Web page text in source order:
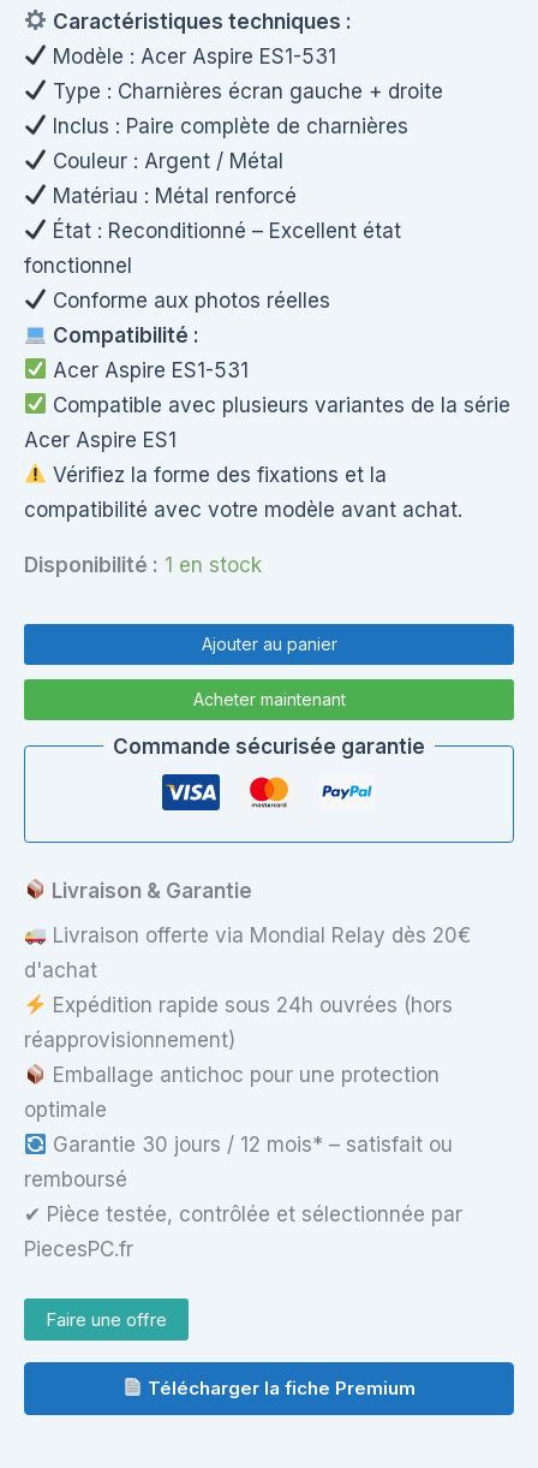
Caractéristiques techniques :
Modèle : Acer Aspire ES1-531
Type : Charnières écran gauche + droite
Inclus : Paire complète de charnières
Couleur : Argent / Métal
Matériau : Métal renforcé
État : Reconditionné – Excellent état
fonctionnel
Conforme aux photos réelles
Compatibilité :
Acer Aspire ES1-531
Compatible avec plusieurs variantes de la série
Acer Aspire ES1
Vérifiez la forme des fixations et la
compatibilité avec votre modèle avant achat.
Disponibilité : 1 en stock
Charnières
Écran
Ajouter au panier
Acheter maintenant
Commande sécurisée garantie
Livraison & Garantie
Livraison offerte via Mondial Relay dès 20€
d'achat
Expédition rapide sous 24h ouvrées (hors
réapprovisionnement)
Emballage antichoc pour une protection
optimale
Garantie 30 jours / 12 mois* – satisfait ou
remboursé
✔ Pièce testée, contrôlée et sélectionnée par
PiecesPC.fr
Faire une offre
Télécharger la fiche Premium